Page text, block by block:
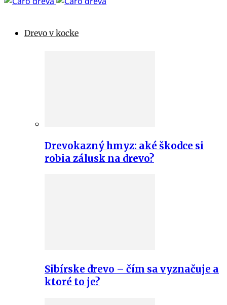
Drevo v kocke
Drevokazný hmyz: aké škodce si
robia zálusk na drevo?
Sibírske drevo – čím sa vyznačuje a
ktoré to je?